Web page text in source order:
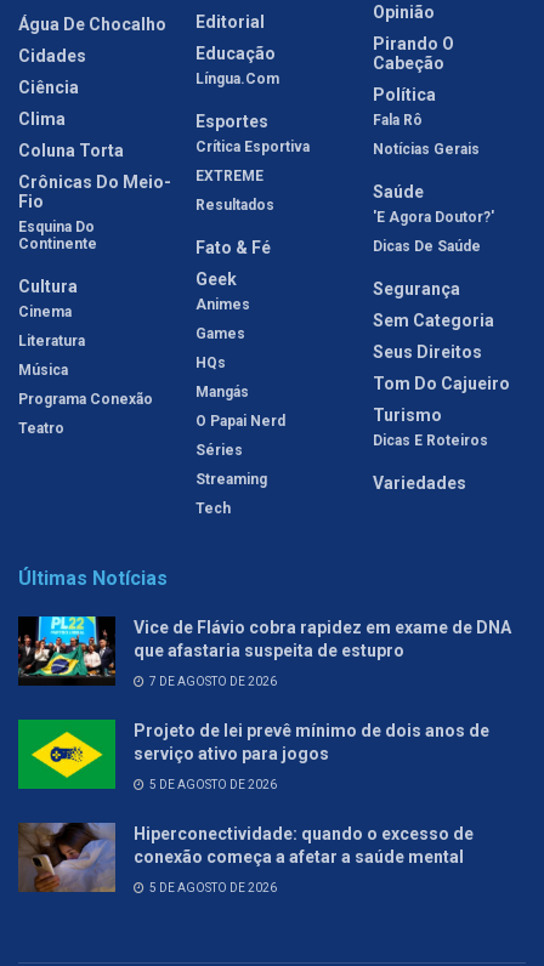
Água De Chocalho
Cidades
Ciência
Clima
Coluna Torta
Crônicas Do Meio-
Fio
Esquina Do
Continente
Cultura
Cinema
Literatura
Música
Programa Conexão
Teatro
Editorial
Educação
Língua.com
Esportes
Crítica Esportiva
EXTREME
Resultados
Fato & Fé
Geek
Animes
Games
HQs
Mangás
O Papai Nerd
Séries
Streaming
Tech
Opinião
Pirando O
Cabeção
Política
Fala Rô
Notícias Gerais
Saúde
'E Agora Doutor?'
Dicas De Saúde
Segurança
Sem Categoria
Seus Direitos
Tom Do Cajueiro
Turismo
Dicas E Roteiros
Variedades
Últimas Notícias
Vice de Flávio cobra rapidez em exame de DNA
que afastaria suspeita de estupro
7 DE AGOSTO DE 2026
Projeto de lei prevê mínimo de dois anos de
serviço ativo para jogos
5 DE AGOSTO DE 2026
Hiperconectividade: quando o excesso de
conexão começa a afetar a saúde mental
5 DE AGOSTO DE 2026